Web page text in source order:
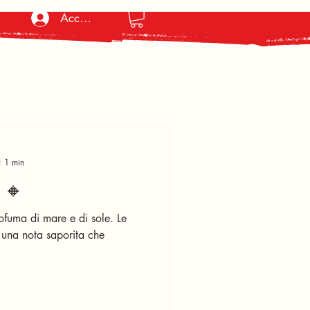
Accedi
di mare e di sole. Le
nota saporita che
1 min